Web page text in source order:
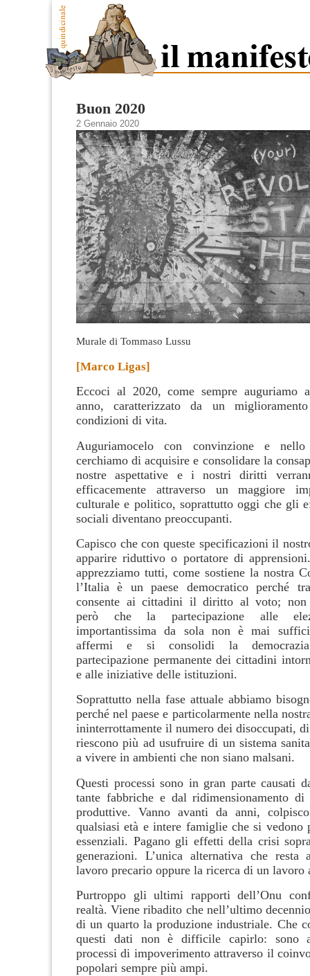
Buon 2020
2 Gennaio 2020
Murale di Tommaso Lussu
[Marco Ligas]
Eccoci al 2020, come sempre auguriamo
anno, caratterizzato da un
condizioni di vita.
Auguriamocelo con convinzione e nello
cerchiamo di acquisire e consolidare la
nostre aspettative e i nostri diritti
efficacemente attraverso un maggiore
culturale e politico, soprattutto oggi che gli
sociali diventano preoccupanti.
Capisco che con queste specificazioni il
apparire riduttivo o portatore di
apprezziamo tutti, come sostiene la nostra
l’Italia è un paese democratico perché
consente ai cittadini il diritto al voto; non
però che la partecipazione alle
importantissima da sola non è mai
affermi e si consolidi la
partecipazione permanente dei cittadini
e alle iniziative delle istituzioni.
Soprattutto nella fase attuale abbiamo
perché nel paese e particolarmente nella
ininterrottamente il numero dei disoccupati,
riescono più ad usufruire di un sistema
a vivere in ambienti che non siano malsani.
Questi processi sono in gran parte causati
tante fabbriche e dal ridimensionamento
produttive. Vanno avanti da anni,
qualsiasi età e intere famiglie che si vedono
essenziali. Pagano gli effetti della crisi
generazioni. L’unica alternativa che
lavoro precario oppure la ricerca di un lavoro
Purtroppo gli ultimi rapporti dell’Onu
realtà. Viene ribadito che nell’ultimo
di un quarto la produzione industriale. Che
questi dati non è difficile capirlo: sono
processi di impoverimento attraverso il
popolari sempre più ampi.